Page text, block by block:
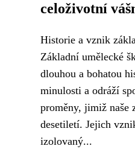
celoživotní
Historie a vznik
Základní umělecké
dlouhou a bohatou
minulosti a odráží
proměny, jimiž naše
desetiletí. Jejich
izolovaný...